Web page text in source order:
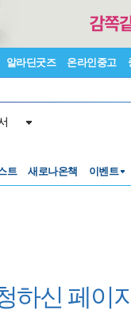
알라딘굿즈 온라인중고
트 새로나온책 이벤트
하신 페이